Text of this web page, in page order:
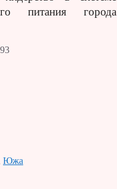
питания города
Южа